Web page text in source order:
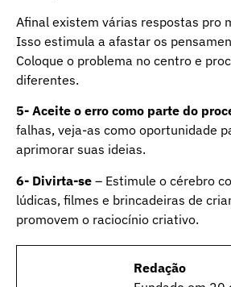
Afinal existem várias respostas pro
Isso estimula a afastar os
Coloque o problema no centro e
diferentes.
5- Aceite o erro como parte do
falhas, veja-as como oportunidade
aprimorar suas ideias.
6- Divirta-se – Estimule o cérebro
lúdicas, filmes e brincadeiras de
promovem o raciocínio criativo.
Redação